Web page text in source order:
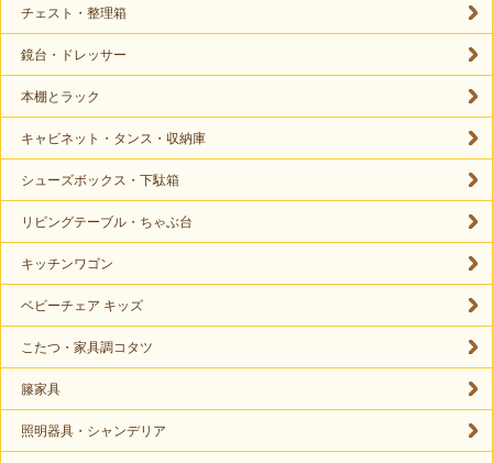
チェスト・整理箱
鏡台・ドレッサー
本棚とラック
キャビネット・タンス・収納庫
シューズボックス・下駄箱
リビングテーブル・ちゃぶ台
キッチンワゴン
ベビーチェア キッズ
こたつ・家具調コタツ
籐家具
照明器具・シャンデリア